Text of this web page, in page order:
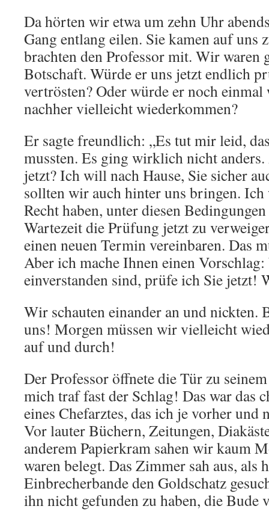
Da hörten wir etwa um zehn Uhr
Gang entlang eilen. Sie kamen auf uns
brachten den Professor mit. Wir waren
Botschaft. Würde er uns jetzt endlich
vertrösten? Oder würde er noch einmal
nachher vielleicht wiederkommen?
Er sagte freundlich: „Es tut mir leid,
mussten. Es ging wirklich nicht
jetzt? Ich will nach Hause, Sie sicher
sollten wir auch hinter uns bringen. Ich
Recht haben, unter diesen
Wartezeit die Prüfung jetzt zu
einen neuen Termin vereinbaren. Das
Aber ich mache Ihnen einen Vorschlag:
einverstanden sind, prüfe ich Sie jetzt!
Wir schauten einander an und nickten.
uns! Morgen müssen wir vielleicht
auf und durch!
Der Professor öffnete die Tür zu
mich traf fast der Schlag! Das war das
eines Chefarztes, das ich je vorher und
Vor lauter Büchern, Zeitungen,
anderem Papierkram sahen wir kaum
waren belegt. Das Zimmer sah aus, als
Einbrecherbande den Goldschatz
ihn nicht gefunden zu haben, die Bude